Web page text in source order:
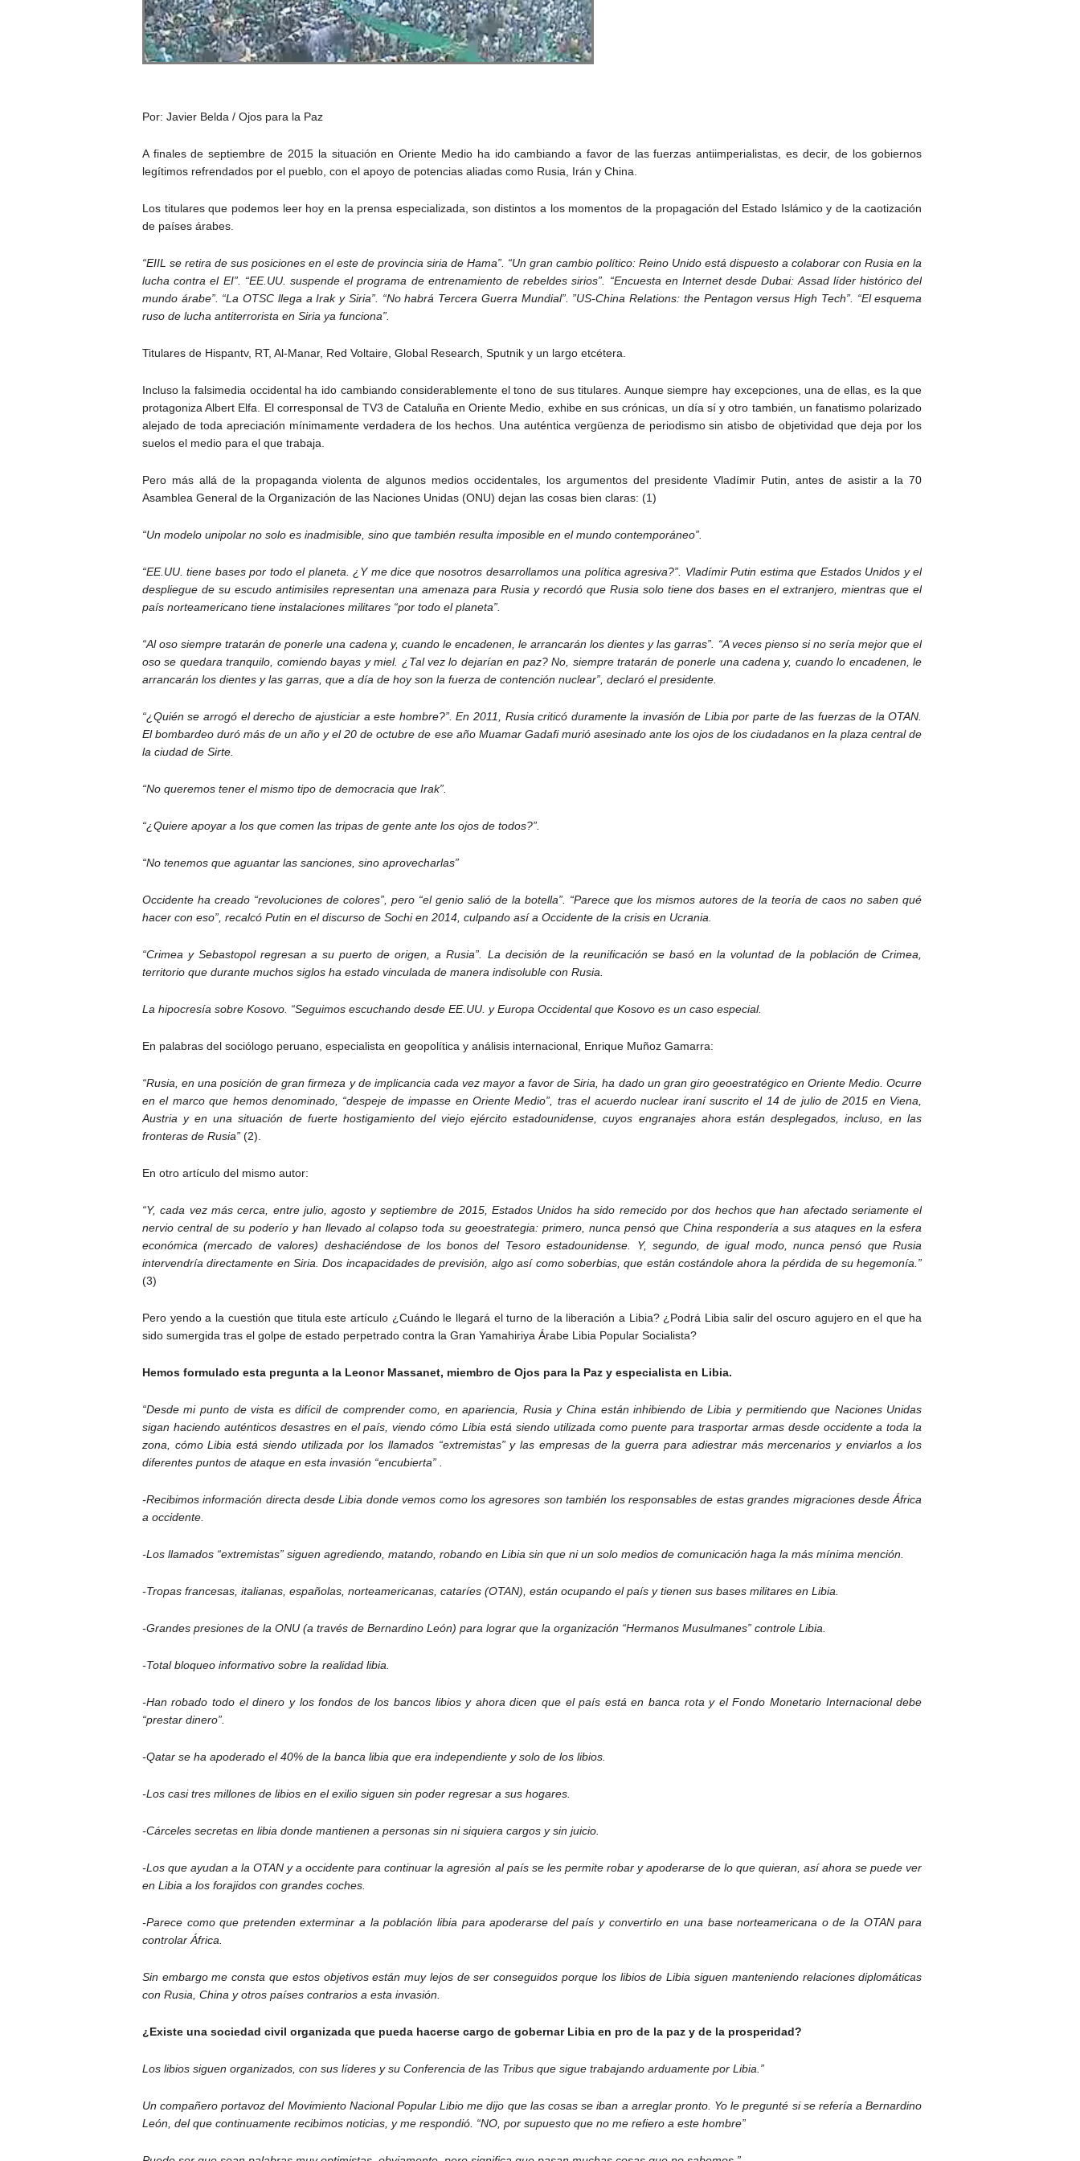
Por: Javier Belda / Ojos para la Paz
A finales de septiembre de 2015 la situación en Oriente Medio ha ido cambiando a favor de las fuerzas antiimperialistas, es decir, de los gobiernos
legítimos refrendados por el pueblo, con el apoyo de potencias aliadas como Rusia, Irán y China.
Los titulares que podemos leer hoy en la prensa especializada, son distintos a los momentos de la propagación del Estado Islámico y de la caotización
de países árabes.
“EIIL se retira de sus posiciones en el este de provincia siria de Hama”. “Un gran cambio político: Reino Unido está dispuesto a colaborar con Rusia en la
lucha contra el EI”. “EE.UU. suspende el programa de entrenamiento de rebeldes sirios”. “Encuesta en Internet desde Dubai: Assad líder histórico del
mundo árabe”. “La OTSC llega a Irak y Siria”. “No habrá Tercera Guerra Mundial”. ”US-China Relations: the Pentagon versus High Tech”. “El esquema
ruso de lucha antiterrorista en Siria ya funciona”.
Titulares de Hispantv, RT, Al-Manar, Red Voltaire, Global Research, Sputnik y un largo etcétera.
Incluso la falsimedia occidental ha ido cambiando considerablemente el tono de sus titulares. Aunque siempre hay excepciones, una de ellas, es la que
protagoniza Albert Elfa. El corresponsal de TV3 de Cataluña en Oriente Medio, exhibe en sus crónicas, un día sí y otro también, un fanatismo polarizado
alejado de toda apreciación mínimamente verdadera de los hechos. Una auténtica vergüenza de periodismo sin atisbo de objetividad que deja por los
suelos el medio para el que trabaja.
Pero más allá de la propaganda violenta de algunos medios occidentales, los argumentos del presidente Vladímir Putin, antes de asistir a la 70
Asamblea General de la Organización de las Naciones Unidas (ONU) dejan las cosas bien claras: (1)
“Un modelo unipolar no solo es inadmisible, sino que también resulta imposible en el mundo contemporáneo”.
“EE.UU. tiene bases por todo el planeta. ¿Y me dice que nosotros desarrollamos una política agresiva?”. Vladímir Putin estima que Estados Unidos y el
despliegue de su escudo antimisiles representan una amenaza para Rusia y recordó que Rusia solo tiene dos bases en el extranjero, mientras que el
país norteamericano tiene instalaciones militares “por todo el planeta”.
“Al oso siempre tratarán de ponerle una cadena y, cuando le encadenen, le arrancarán los dientes y las garras”. “A veces pienso si no sería mejor que el
oso se quedara tranquilo, comiendo bayas y miel. ¿Tal vez lo dejarían en paz? No, siempre tratarán de ponerle una cadena y, cuando lo encadenen, le
arrancarán los dientes y las garras, que a día de hoy son la fuerza de contención nuclear”, declaró el presidente.
“¿Quién se arrogó el derecho de ajusticiar a este hombre?”. En 2011, Rusia criticó duramente la invasión de Libia por parte de las fuerzas de la OTAN.
El bombardeo duró más de un año y el 20 de octubre de ese año Muamar Gadafi murió asesinado ante los ojos de los ciudadanos en la plaza central de
la ciudad de Sirte.
“No queremos tener el mismo tipo de democracia que Irak”.
“¿Quiere apoyar a los que comen las tripas de gente ante los ojos de todos?”.
“No tenemos que aguantar las sanciones, sino aprovecharlas”
Occidente ha creado “revoluciones de colores”, pero “el genio salió de la botella”. “Parece que los mismos autores de la teoría de caos no saben qué
hacer con eso”, recalcó Putin en el discurso de Sochi en 2014, culpando así a Occidente de la crisis en Ucrania.
“Crimea y Sebastopol regresan a su puerto de origen, a Rusia”. La decisión de la reunificación se basó en la voluntad de la población de Crimea,
territorio que durante muchos siglos ha estado vinculada de manera indisoluble con Rusia.
La hipocresía sobre Kosovo. “Seguimos escuchando desde EE.UU. y Europa Occidental que Kosovo es un caso especial.
En palabras del sociólogo peruano, especialista en geopolítica y análisis internacional, Enrique Muñoz Gamarra:
“Rusia, en una posición de gran firmeza y de implicancia cada vez mayor a favor de Siria, ha dado un gran giro geoestratégico en Oriente Medio. Ocurre
en el marco que hemos denominado, “despeje de impasse en Oriente Medio”, tras el acuerdo nuclear iraní suscrito el 14 de julio de 2015 en Viena,
Austria y en una situación de fuerte hostigamiento del viejo ejército estadounidense, cuyos engranajes ahora están desplegados, incluso, en las
fronteras de Rusia”(2).
En otro artículo del mismo autor:
“Y, cada vez más cerca, entre julio, agosto y septiembre de 2015, Estados Unidos ha sido remecido por dos hechos que han afectado seriamente el
nervio central de su poderío y han llevado al colapso toda su geoestrategia: primero, nunca pensó que China respondería a sus ataques en la esfera
económica (mercado de valores) deshaciéndose de los bonos del Tesoro estadounidense. Y, segundo, de igual modo, nunca pensó que Rusia
intervendría directamente en Siria. Dos incapacidades de previsión, algo así como soberbias, que están costándole ahora la pérdida de su hegemonía.”
(3)
Pero yendo a la cuestión que titula este artículo ¿Cuándo le llegará el turno de la liberación a Libia? ¿Podrá Libia salir del oscuro agujero en el que ha
sido sumergida tras el golpe de estado perpetrado contra la Gran Yamahiriya Árabe Libia Popular Socialista?
Hemos formulado esta pregunta a la Leonor Massanet, miembro de Ojos para la Paz y especialista en Libia.
“Desde mi punto de vista es difícil de comprender como, en apariencia, Rusia y China están inhibiendo de Libia y permitiendo que Naciones Unidas
sigan haciendo auténticos desastres en el país, viendo cómo Libia está siendo utilizada como puente para trasportar armas desde occidente a toda la
zona, cómo Libia está siendo utilizada por los llamados “extremistas” y las empresas de la guerra para adiestrar más mercenarios y enviarlos a los
diferentes puntos de ataque en esta invasión “encubierta” .
-Recibimos información directa desde Libia donde vemos como los agresores son también los responsables de estas grandes migraciones desde África
a occidente.
-Los llamados “extremistas” siguen agrediendo, matando, robando en Libia sin que ni un solo medios de comunicación haga la más mínima mención.
-Tropas francesas, italianas, españolas, norteamericanas, cataríes (OTAN), están ocupando el país y tienen sus bases militares en Libia.
-Grandes presiones de la ONU (a través de Bernardino León) para lograr que la organización “Hermanos Musulmanes” controle Libia.
-Total bloqueo informativo sobre la realidad libia.
-Han robado todo el dinero y los fondos de los bancos libios y ahora dicen que el país está en banca rota y el Fondo Monetario Internacional debe
“prestar dinero”.
-Qatar se ha apoderado el 40% de la banca libia que era independiente y solo de los libios.
-Los casi tres millones de libios en el exilio siguen sin poder regresar a sus hogares.
-Cárceles secretas en libia donde mantienen a personas sin ni siquiera cargos y sin juicio.
-Los que ayudan a la OTAN y a occidente para continuar la agresión al país se les permite robar y apoderarse de lo que quieran, así ahora se puede ver
en Libia a los forajidos con grandes coches.
-Parece como que pretenden exterminar a la población libia para apoderarse del país y convertirlo en una base norteamericana o de la OTAN para
controlar África.
Sin embargo me consta que estos objetivos están muy lejos de ser conseguidos porque los libios de Libia siguen manteniendo relaciones diplomáticas
con Rusia, China y otros países contrarios a esta invasión.
¿Existe una sociedad civil organizada que pueda hacerse cargo de gobernar Libia en pro de la paz y de la prosperidad?
Los libios siguen organizados, con sus líderes y su Conferencia de las Tribus que sigue trabajando arduamente por Libia.”
Un compañero portavoz del Movimiento Nacional Popular Libio me dijo que las cosas se iban a arreglar pronto. Yo le pregunté si se refería a Bernardino
León, del que continuamente recibimos noticias, y me respondió. “NO, por supuesto que no me refiero a este hombre”